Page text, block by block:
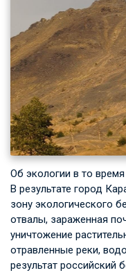
Об экологии в то
В результате город
зону экологического
отвалы, зараженная
уничтожение
отравленные реки,
результат российский